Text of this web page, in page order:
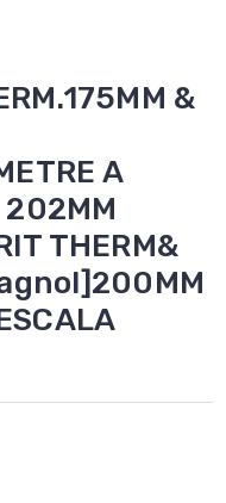
&
A
202MM
THERM&